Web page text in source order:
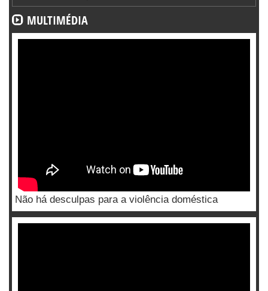
MULTIMÉDIA
Não há desculpas para a violência doméstica